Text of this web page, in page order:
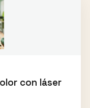
con láser